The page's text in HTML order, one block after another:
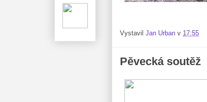
Vystavil Jan Urban v 17:55
Pěvecká soutěž